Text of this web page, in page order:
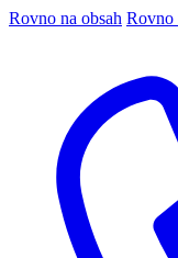
Rovno na obsah Rovno